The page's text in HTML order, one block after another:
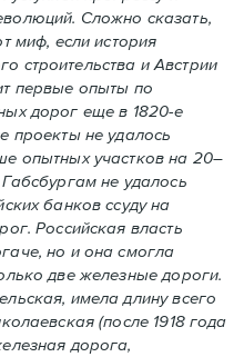
Сложно сказать,
миф, если история
строительства и Австрии
первые опыты по
дорог еще в 1820-е
проекты не удалось
опытных участков на 20–
не удалось
банков ссуду на
Российская власть
но и она смогла
две железные дороги.
имела длину всего
(после 1918 года
дорога,